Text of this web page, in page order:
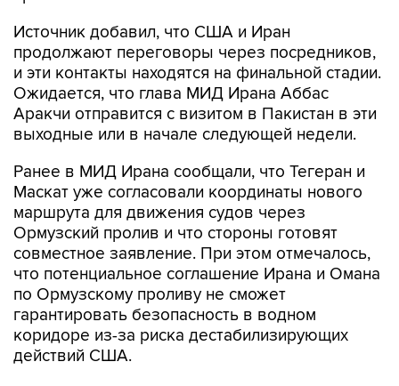
и эти контакты находятся на финальной стадии.
Ожидается, что глава МИД Ирана Аббас
Аракчи отправится с визитом в Пакистан в эти
выходные или в начале следующей недели.
Ранее в МИД Ирана сообщали, что Тегеран и
маршрута для движения судов через
Ормузский пролив и что стороны готовят
совместное заявление. При этом отмечалось,
что потенциальное соглашение Ирана и Омана
по Ормузскому проливу не сможет
гарантировать безопасность в водном
коридоре из-за риска дестабилизирующих
действий США.
CBS со ссылкой на источники писал, что